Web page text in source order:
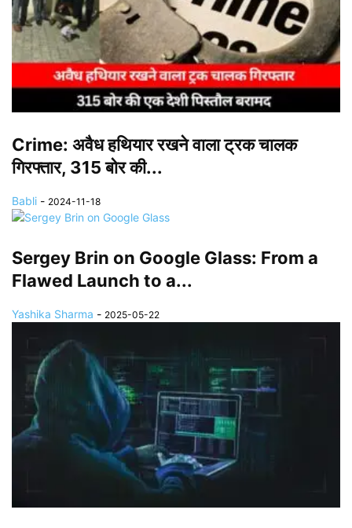
Crime: अवैध हथियार रखने वाला ट्रक चालक
गिरफ्तार, 315 बोर की...
Babli - 2024-11-18
Sergey Brin on Google Glass: From a
Flawed Launch to a...
Yashika Sharma - 2025-05-22